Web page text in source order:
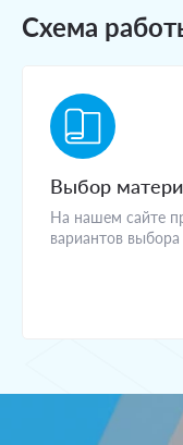
Схема
Выбор
На нашем сайте
вариантов